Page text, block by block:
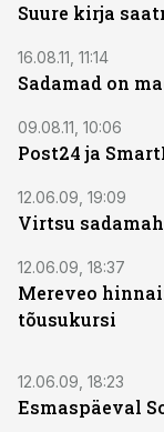
Suure kirja
16.08.11, 11:14
Sadamad on
09.08.11, 10:06
Post24 ja
12.06.09, 19:09
Virtsu
12.06.09, 18:37
Mereveo
tõusukursi
12.06.09, 18:23
Esmaspäeval